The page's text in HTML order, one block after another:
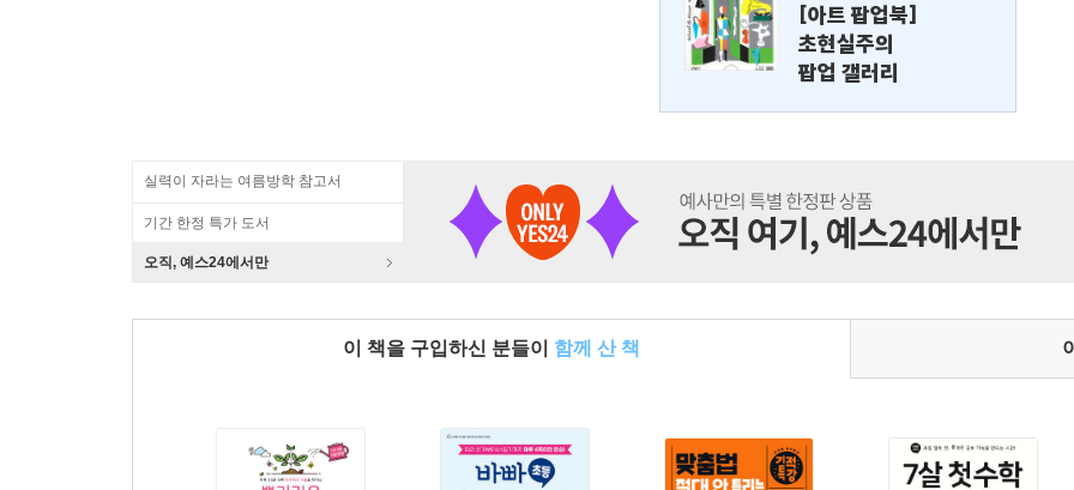
[아트 팝업북]
초현실주의
팝업 갤러리
실력이 자라는 여름방학 참고서
기간 한정 특가 도서
오직, 예스24에서만
이 책을 구입하신 분들이 함께 산 책